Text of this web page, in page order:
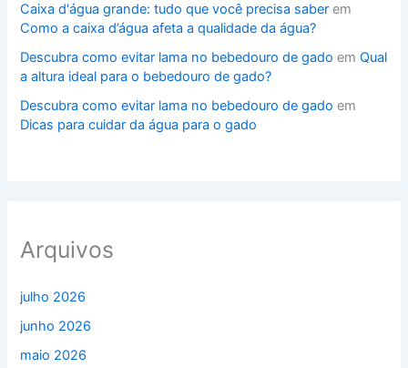
Caixa d'água grande: tudo que você precisa saber em
Como a caixa d’água afeta a qualidade da água?
Descubra como evitar lama no bebedouro de gado emQual
a altura ideal para o bebedouro de gado?
Descubra como evitar lama no bebedouro de gado em
Dicas para cuidar da água para o gado
Arquivos
julho 2026
junho 2026
maio 2026